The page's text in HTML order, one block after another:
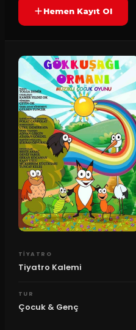
Hemen Kayıt Ol
TIYATRO
Tiyatro Kalemi
TUR
Çocuk & Genç